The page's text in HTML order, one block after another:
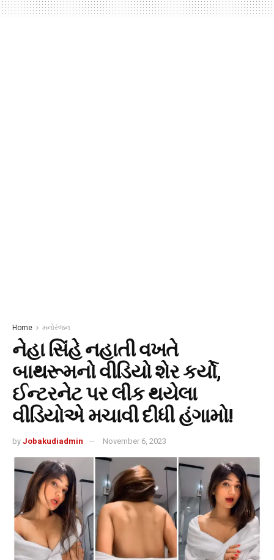
Home મનોરંજન
નેહા સિંહે નહાતી વખતે
બાથરૂમનો વીડિયો શેર કર્યો,
ઈન્ટરનેટ પર લીક થયેલા
વીડિયોએ મચાવી દીધી હંગામો!
by Jobakudiadmin November 6, 2023